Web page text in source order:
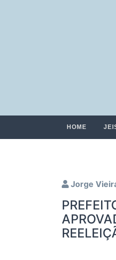
HOME
Jorge